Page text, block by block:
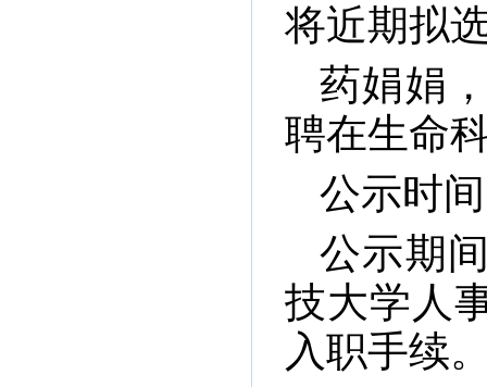
将近期拟
药娟娟
聘在生命
公示时
公示期
技大学人
入职手续